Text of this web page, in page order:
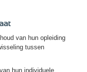
van hun opleiding
tussen
hun individuele